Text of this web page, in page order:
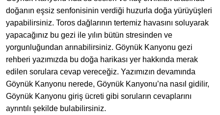
doğanın eşsiz senfonisinin verdiği huzurla doğa yürüyüşleri
yapabilirsiniz. Toros dağlarının tertemiz havasını soluyarak
yapacağınız bu gezi ile yılın bütün stresinden ve
yorgunluğundan arınabilirsiniz. Göynük Kanyonu gezi
rehberi yazımızda bu doğa harikası yer hakkında merak
edilen sorulara cevap vereceğiz. Yazımızın devamında
Göynük Kanyonu nerede, Göynük Kanyonu’na nasıl gidilir,
Göynük Kanyonu giriş ücreti gibi soruların cevaplarını
ayrıntılı şekilde bulabilirsiniz.